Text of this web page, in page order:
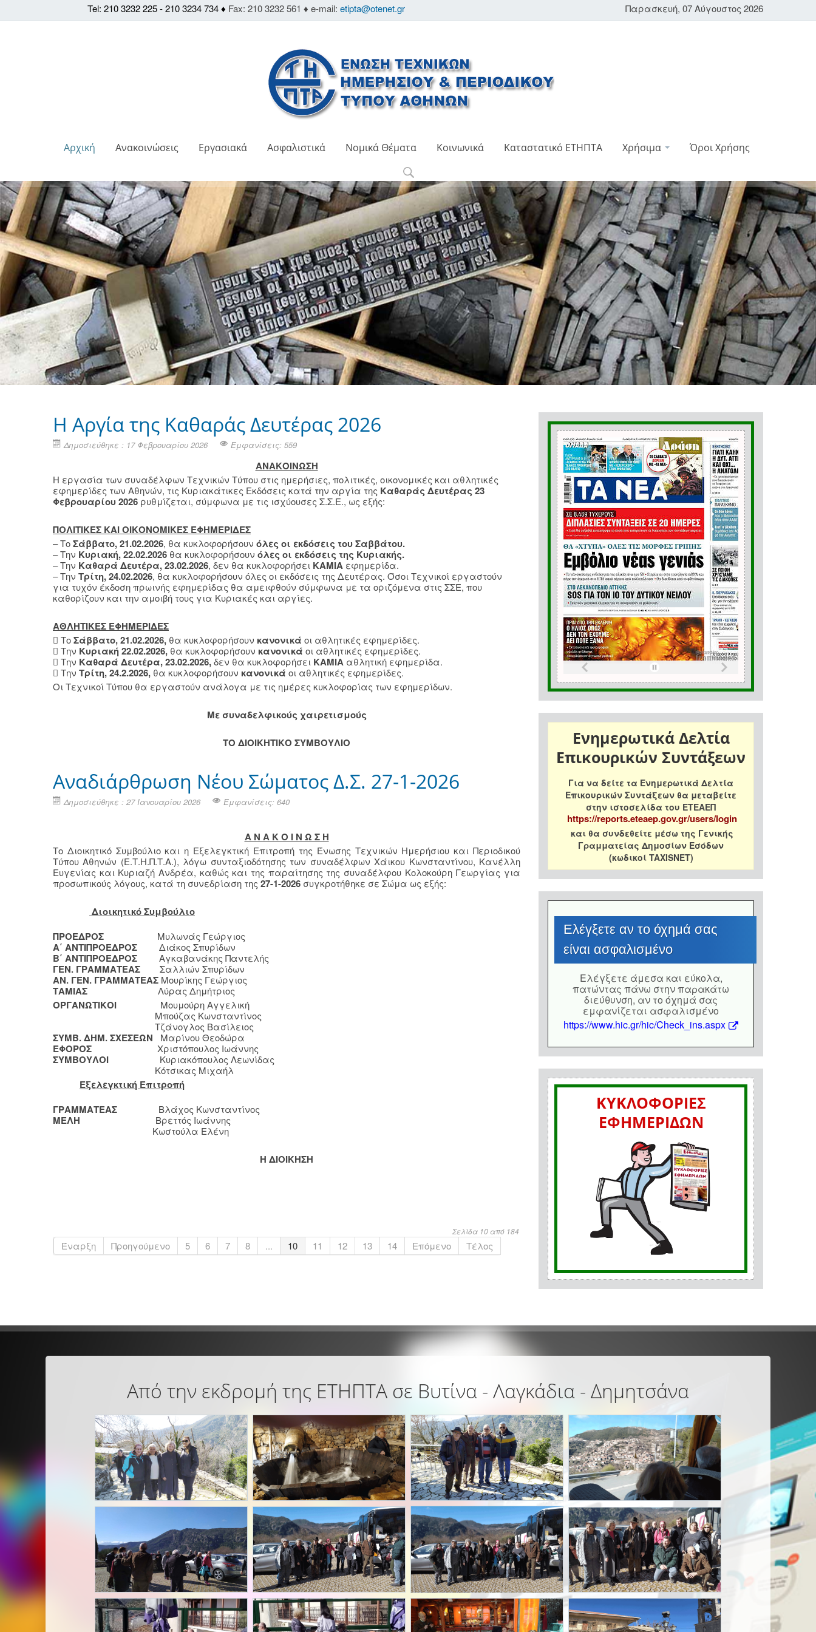
Παρασκευή, 07 Αύγουστος 2026
Tel: 210 3232 225 - 210 3234 734 ♦ Fax: 210 3232 561 ♦ e-mail: etipta@otenet.gr
Αρχική Ανακοινώσεις Εργασιακά Ασφαλιστικά Νομικά Θέματα Κοινωνικά Καταστατικό ΕΤΗΠΤΑ Χρήσιμα Όροι Χρήσης
Η Aργία της Καθαράς Δευτέρας 2026
Δημοσιεύθηκε : 17 Φεβρουαρίου 2026 Εμφανίσεις: 559
ΑΝΑΚΟΙΝΩΣΗ
Η εργασία των συναδέλφων Τεχνικών Τύπου στις ημερήσιες, πολιτικές, οικονομικές και αθλητικές
εφημερίδες των Αθηνών, τις Κυριακάτικες Εκδόσεις κατά την αργία της Καθαράς Δευτέρας 23
Φεβρουαρίου 2026 ρυθμίζεται, σύμφωνα με τις ισχύουσες Σ.Σ.Ε., ως εξής:
ΠΟΛΙΤΙΚΕΣ ΚΑΙ ΟΙΚΟΝΟΜΙΚΕΣ ΕΦΗΜΕΡΙΔΕΣ
– ΤοΣάββατο, 21.02.2026, θα κυκλοφορήσουν όλες οι εκδόσεις του Σαββάτου.
– Την Κυριακή, 22.02.2026 θα κυκλοφορήσουν όλες οι εκδόσεις της Κυριακής.
– Την Καθαρά Δευτέρα, 23.02.2026, δεν θα κυκλοφορήσει ΚΑΜΙΑ εφημερίδα.
– Την Τρίτη, 24.02.2026, θα κυκλοφορήσουν όλες οι εκδόσεις της Δευτέρας. Όσοι Τεχνικοί εργαστούν
για τυχόν έκδοση πρωινής εφημερίδας θα αμειφθούν σύμφωνα με τα οριζόμενα στις ΣΣΕ, που
καθορίζουν και την αμοιβή τους για Κυριακές και αργίες.
ΑΘΛΗΤΙΚΕΣ ΕΦΗΜΕΡΙΔΕΣ
 ΤοΣάββατο, 21.02.2026, θα κυκλοφορήσουν κανονικά οι αθλητικές εφημερίδες.
 Την Κυριακή 22.02.2026, θα κυκλοφορήσουν κανονικά οι αθλητικές εφημερίδες.
 Την Καθαρά Δευτέρα, 23.02.2026,δεν θα κυκλοφορήσει ΚΑΜΙΑ αθλητική εφημερίδα.
 Την Τρίτη, 24.2.2026, θα κυκλοφορήσουν κανονικά οι αθλητικές εφημερίδες.
Οι Τεχνικοί Τύπου θα εργαστούν ανάλογα με τις ημέρες κυκλοφορίας των εφημερίδων.
Mε συναδελφικούς χαιρετισμούς
ΤΟ ΔΙΟΙΚΗΤΙΚΟ ΣΥΜΒΟΥΛΙΟ
Αναδιάρθρωση Νέου Σώματος Δ.Σ. 27-1-2026
Δημοσιεύθηκε : 27 Ιανουαρίου 2026 Εμφανίσεις: 640
Α Ν Α Κ Ο Ι Ν Ω Σ Η
Το Διοικητικό Συμβούλιο και η Εξελεγκτική Επιτροπή της Ένωσης Τεχνικών Ημερήσιου και Περιοδικού
Τύπου Αθηνών (Ε.Τ.Η.Π.Τ.Α.), λόγω συνταξιοδότησης των συναδέλφων Χάικου Κωνσταντίνου, Κανέλλη
Ευγενίας και Κυριαζή Ανδρέα, καθώς και της παραίτησης της συναδέλφου Κολοκούρη Γεωργίας για
προσωπικούς λόγους, κατά τη συνεδρίαση της 27-1-2026 συγκροτήθηκε σε Σώμα ως εξής:
Διοικητικό Συμβούλιο
ΠΡΟΕΔΡΟΣ Μυλωνάς Γεώργιος
Α΄ ΑΝΤΙΠΡΟΕΔΡΟΣ Διάκος Σπυρίδων
Β΄ ΑΝΤΙΠΡΟΕΔΡΟΣ Αγκαβανάκης Παντελής
ΓΕΝ. ΓΡΑΜΜΑΤΕΑΣ Σαλλιών Σπυρίδων
ΑΝ. ΓΕΝ. ΓΡΑΜΜΑΤΕΑΣ Μουρίκης Γεώργιος
ΤΑΜΙΑΣ Λύρας Δημήτριος
ΟΡΓΑΝΩΤΙΚΟΙ Μουμούρη Αγγελική
Μπούζας Κωνσταντίνος
Τζάνογλος Βασίλειος
ΣΥΜΒ. ΔΗΜ. ΣΧΕΣΕΩΝ Μαρίνου Θεοδώρα
ΕΦΟΡΟΣ Χριστόπουλος Ιωάννης
ΣΥΜΒΟΥΛΟΙ Κυριακόπουλος Λεωνίδας
Κότσικας Μιχαήλ
Εξελεγκτική Επιτροπή
ΓΡΑΜΜΑΤΕΑΣ
Βλάχος Κωνσταντίνος
ΜΕΛΗ Βρεττός Ιωάννης
Κωστούλα Ελένη
Η ΔΙΟΙΚΗΣΗ
Σελίδα 10 από 184
Έναρξη Προηγούμενο 5 6 7 8 ... 10 11 12 13 14 Επόμενο Τέλος
Ενημερωτικά Δελτία
Επικουρικών Συντάξεων
Για να δείτε τα Ενημερωτικά Δελτία
Επικουρικών Συντάξεων θα μεταβείτε
στην ιστοσελίδα του ΕΤΕΑΕΠ
https://reports.eteaep.gov.gr/users/login
και θα συνδεθείτε μέσω της Γενικής
Γραμματείας Δημοσίων Εσόδων
(κωδικοί TAXISNET)
Eλέγξετε αν το όχημά σας
είναι ασφαλισμένο
Eλέγξετε άμεσα και εύκολα,
πατώντας πάνω στην παρακάτω
διεύθυνση, αν το όχημά σας
εμφανίζεται ασφαλισμένο
https://www.hic.gr/hic/Check_ins.aspx
ΚΥΚΛΟΦΟΡΙΕΣ
ΕΦΗΜΕΡΙΔΩΝ
Από την εκδρομή της ΕΤΗΠΤΑ σε Βυτίνα - Λαγκάδια - Δημητσάνα